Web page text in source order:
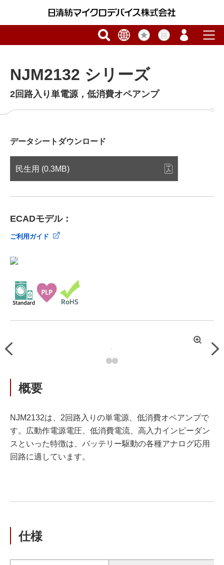
NJM2132 シリーズ
2回路入り単電源，低消費オペアンプ
データシートダウンロード
民生用 (0.3MB)
ECADモデル：
ご利用ガイド
Previous
拡
概要
NJM2132は、2回路入りの単電源、低消費オペアンプで
す。広動作電源電圧、低消費電流、高入力インピーダン
スといった特徴は、バッテリー駆動の各種アナログ応用
回路に適しています。
仕様